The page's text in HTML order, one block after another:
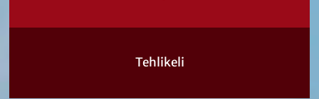
Tehlikeli